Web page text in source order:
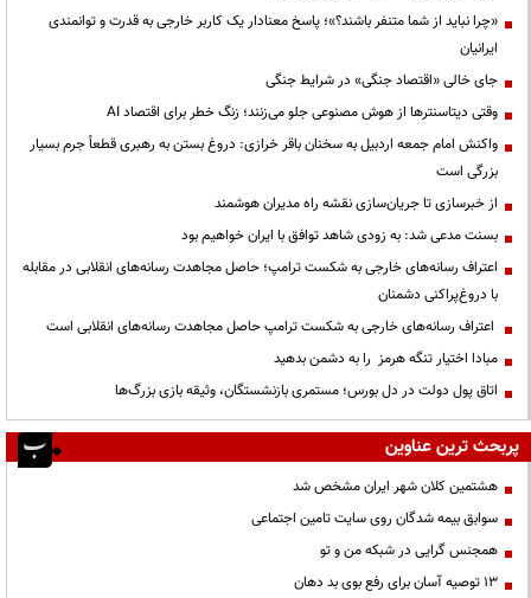
«چرا نباید از شما متنفر باشند؟»؛ پاسخ معنادار یک کاربر خارجی به قدرت و توانمندی
ایرانیان
جای خالی «اقتصاد جنگی» در شرایط جنگی
وقتی دیتاسنترها از هوش مصنوعی جلو می‌زنند؛ زنگ خطر برای اقتصاد AI
واکنش امام جمعه اردبیل به سخنان باقر خرازی: دروغ بستن به رهبری قطعاً جرم بسیار
بزرگی است
از خبرسازی تا جریان‌سازی نقشه راه مدیران هوشمند
بسنت مدعی شد: به زودی شاهد توافق با ایران خواهیم بود
اعتراف رسانه‌های خارجی به شکست ترامپ؛ حاصل مجاهدت رسانه‌های انقلابی در مقابله
با دروغ‌پراکنی دشمنان
اعتراف رسانه‌های خارجی به شکست ترامپ حاصل مجاهدت رسانه‌های انقلابی است
مبادا اختیار تنگه هرمز را به دشمن بدهید
اتاق پول دولت در دل بورس؛ مستمری بازنشستگان، وثیقه بازی بزرگ‌ها
پربحث ترین عناوین
هشتمین کلان شهر ایران مشخص شد
سوابق بیمه شدگان روی سایت تامین اجتماعی
همجنس گرایی در شبکه من و تو
13 توصیه آسان برای رفع بوی بد دهان